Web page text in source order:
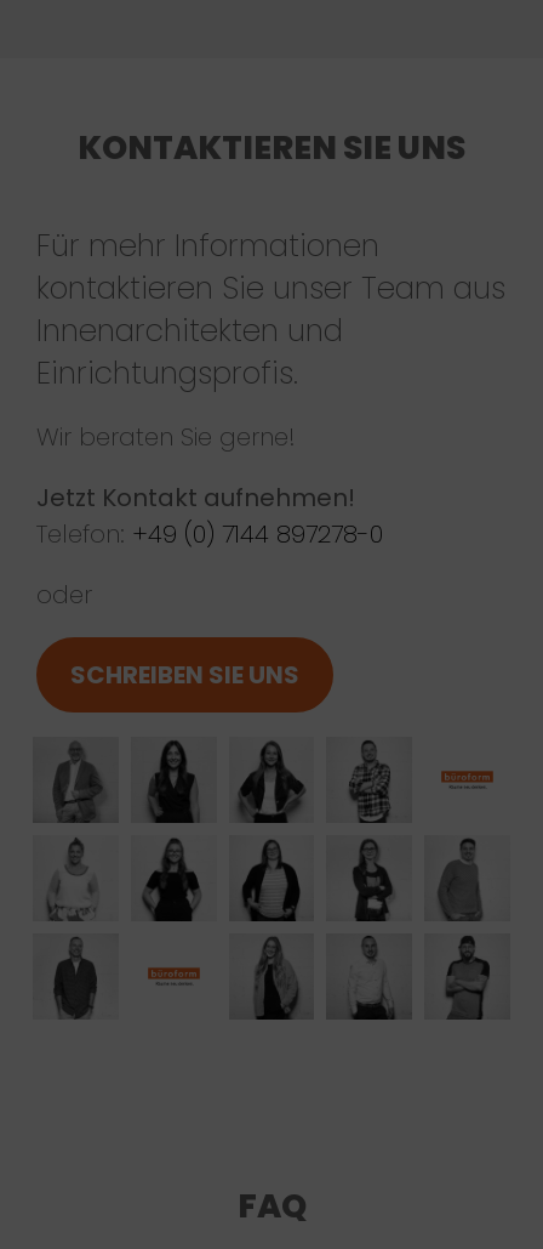
KONTAKTIEREN SIE UNS
Für mehr Informationen
kontaktieren Sie unser Team aus
Innenarchitekten und
Einrichtungsprofis.
Wir beraten Sie gerne!
Jetzt Kontakt aufnehmen!
Telefon: +49 (0) 7144 897278-0
oder
SCHREIBEN SIE UNS
FAQ